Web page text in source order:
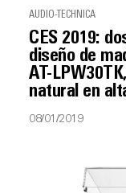
AUDIO-TECHNICA
CES 2019:
diseño de
AT-
natural en
08/01/2019